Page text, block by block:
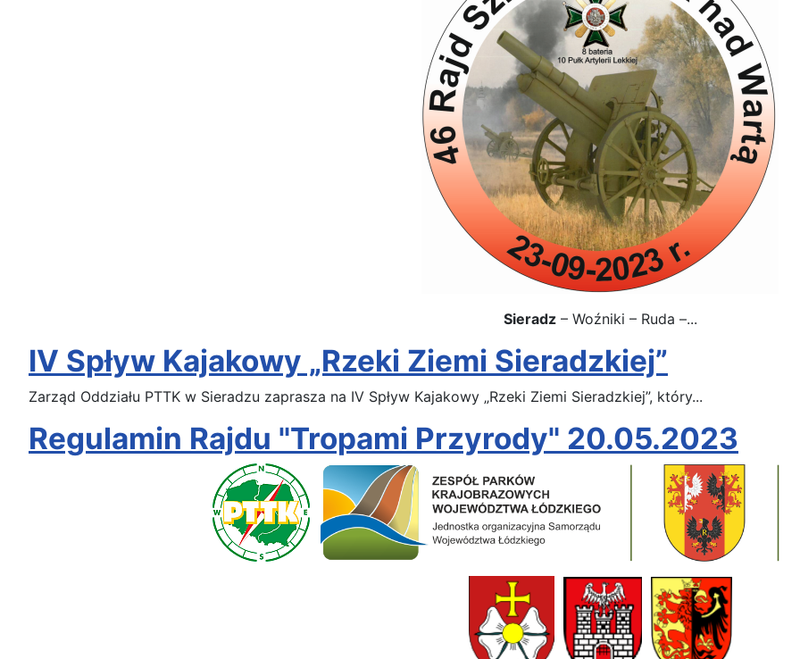
Sieradz– Woźniki – Ruda –...
IV Spływ Kajakowy „Rzeki Ziemi Sieradzkiej”
Zarząd Oddziału PTTK w Sieradzu zaprasza na IV Spływ Kajakowy „Rzeki Ziemi Sieradzkiej”, który...
Regulamin Rajdu "Tropami Przyrody" 20.05.2023